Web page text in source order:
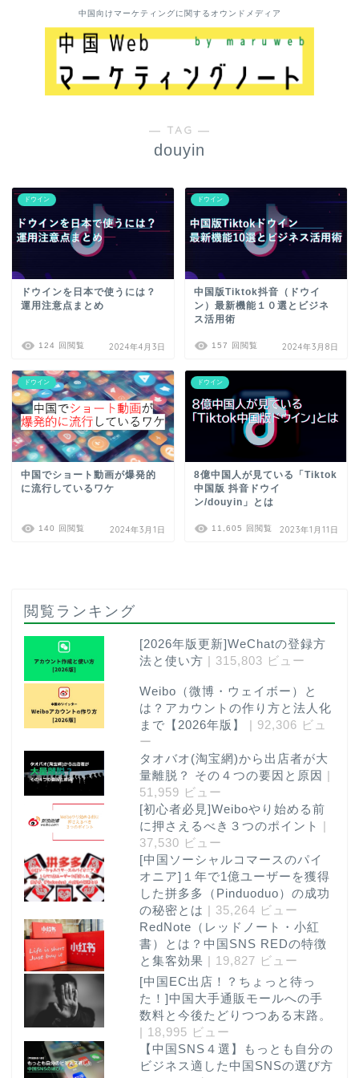
中国向けマーケティングに関するオウンドメディア
― TAG ―
douyin
ドウイン
ドウインを日本で使うには？
運用注意点まとめ
124 回閲覧 2024年4月3日
ドウイン
中国版Tiktok抖音（ドウイ
ン）最新機能１０選とビジネ
ス活用術
157 回閲覧 2024年3月8日
ドウイン
中国でショート動画が爆発的
に流行しているワケ
140 回閲覧 2024年3月1日
ドウイン
8億中国人が見ている「Tiktok
中国版 抖音ドウイ
ン/douyin」とは
11,605 回閲覧 2023年1月11日
閲覧ランキング
[2026年版更新]WeChatの登録方
法と使い方 | 315,803 ビュー
Weibo（微博・ウェイボー）と
は？アカウントの作り方と法人化
まで【2026年版】 | 92,306 ビュ
ー
タオバオ(淘宝網)から出店者が大
量離脱？ その４つの要因と原因 |
51,959 ビュー
[初心者必見]Weiboやり始める前
に押さえるべき３つのポイント |
37,530 ビュー
[中国ソーシャルコマースのパイ
オニア]１年で1億ユーザーを獲得
した拼多多（Pinduoduo）の成功
の秘密とは | 35,264 ビュー
RedNote（レッドノート・小紅
書）とは？中国SNS REDの特徴
と集客効果 | 19,827 ビュー
[中国EC出店！？ちょっと待っ
た！]中国大手通販モールへの手
数料と今後たどりつつある末路。
| 18,995 ビュー
【中国SNS４選】もっとも自分の
ビジネス適した中国SNSの選び方